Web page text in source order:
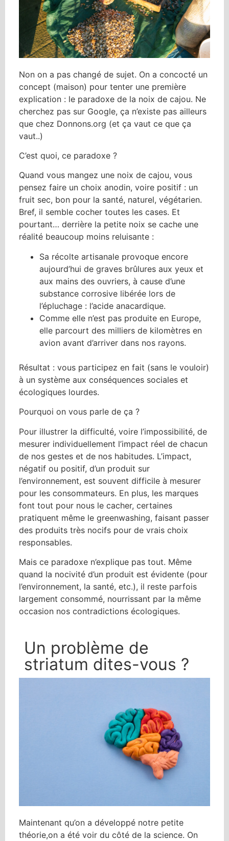
Non on a pas changé de sujet. On a concocté un
concept (maison) pour tenter une première
explication : le paradoxe de la noix de cajou. Ne
cherchez pas sur Google, ça n’existe pas ailleurs
que chez Donnons.org (et ça vaut ce que ça
vaut..)
C’est quoi, ce paradoxe ?
Quand vous mangez une noix de cajou, vous
pensez faire un choix anodin, voire positif : un
fruit sec, bon pour la santé, naturel, végétarien.
Bref, il semble cocher toutes les cases. Et
pourtant… derrière la petite noix se cache une
réalité beaucoup moins reluisante :
Sa récolte artisanale provoque encore
aujourd’hui de graves brûlures aux yeux et
aux mains des ouvriers, à cause d’une
substance corrosive libérée lors de
l’épluchage : l’acide anacardique.
Comme elle n’est pas produite en Europe,
elle parcourt des milliers de kilomètres en
avion avant d’arriver dans nos rayons.
Résultat : vous participez en fait (sans le vouloir)
à un système aux conséquences sociales et
écologiques lourdes.
Pourquoi on vous parle de ça ?
Pour illustrer la difficulté, voire l’impossibilité, de
mesurer individuellement l’impact réel de chacun
de nos gestes et de nos habitudes. L’impact,
négatif ou positif, d’un produit sur
l’environnement, est souvent difficile à mesurer
pour les consommateurs. En plus, les marques
font tout pour nous le cacher, certaines
pratiquent même le greenwashing, faisant passer
des produits très nocifs pour de vrais choix
responsables.
Mais ce paradoxe n’explique pas tout. Même
quand la nocivité d’un produit est évidente (pour
l’environnement, la santé, etc.), il reste parfois
largement consommé, nourrissant par la même
occasion nos contradictions écologiques.
Un problème de
striatum dites-vous ?
Maintenant qu’on a développé notre petite
théorie,on a été voir du côté de la science. On